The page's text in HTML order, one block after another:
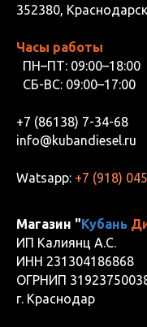
352380,
Часы работы
ПН–ПТ: 09:00–18:00
СБ-ВС: 09:00–17:00
+7 (86138) 7-34-68
info@kubandiesel.ru
Watsapp: +7 (918)
Магазин "Кубань
ИП Калиянц А.С.
ИНН 231304186868
ОГРНИП
г. Краснодар